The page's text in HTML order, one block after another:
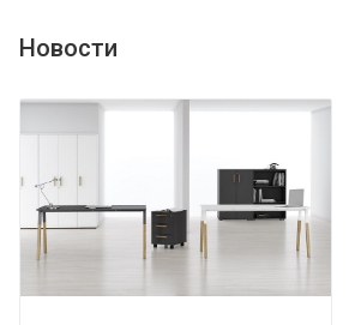
между столешницей и опорами, что
Новости